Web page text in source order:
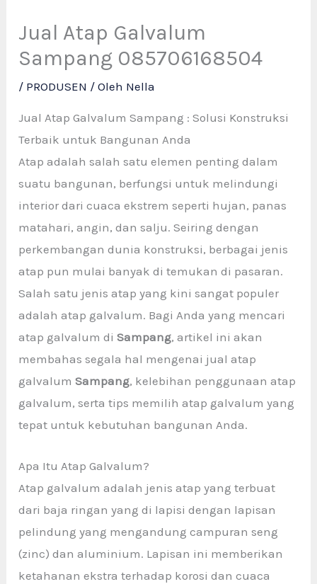
Jual Atap Galvalum
Sampang 085706168504
/ PRODUSEN / Oleh Nella
Jual Atap Galvalum Sampang : Solusi Konstruksi
Terbaik untuk Bangunan Anda
Atap adalah salah satu elemen penting dalam
suatu bangunan, berfungsi untuk melindungi
interior dari cuaca ekstrem seperti hujan, panas
matahari, angin, dan salju. Seiring dengan
perkembangan dunia konstruksi, berbagai jenis
atap pun mulai banyak di temukan di pasaran.
Salah satu jenis atap yang kini sangat populer
adalah atap galvalum. Bagi Anda yang mencari
atap galvalum diSampang, artikel ini akan
membahas segala hal mengenai jual atap
galvalumSampang, kelebihan penggunaan atap
galvalum, serta tips memilih atap galvalum yang
tepat untuk kebutuhan bangunan Anda.
Apa Itu Atap Galvalum?
Atap galvalum adalah jenis atap yang terbuat
dari baja ringan yang di lapisi dengan lapisan
pelindung yang mengandung campuran seng
(zinc) dan aluminium. Lapisan ini memberikan
ketahanan ekstra terhadap korosi dan cuaca